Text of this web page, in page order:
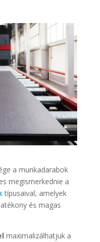
a munkadarabok
megismerkednie a
típusaival, amelyek
és magas
maximalizálhatjuk a